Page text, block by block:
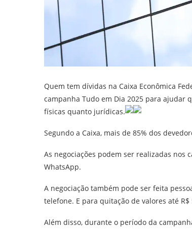
Quem tem dívidas na Caixa Econômica
campanha Tudo em Dia 2025 para ajudar
físicas quanto jurídicas.
Segundo a Caixa, mais de 85% dos
As negociações podem ser realizadas nos
WhatsApp.
A negociação também pode ser feita
telefone. E para quitação de valores até
Além disso, durante o período da